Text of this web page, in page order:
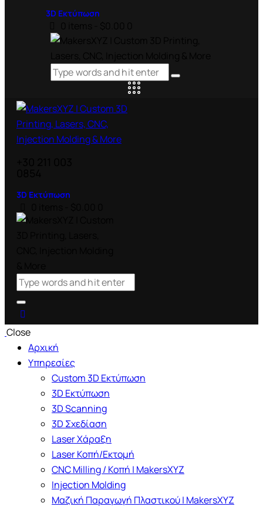
3D Εκτύπωση
3D Εκτύπωση
Close
Αρχική
Υπηρεσίες
Custom 3D Εκτύπωση
3D Εκτύπωση
3D Scanning
3D Σχεδίαση
Laser Χάραξη
Laser Κοπή/Εκτομή
CNC Milling / Κοπή | MakersXYZ
Injection Molding
Μαζική Παραγωγή Πλαστικού | MakersXYZ